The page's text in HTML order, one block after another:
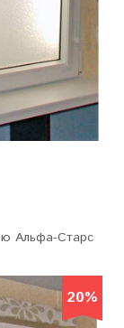
Альфа-Старс
20%